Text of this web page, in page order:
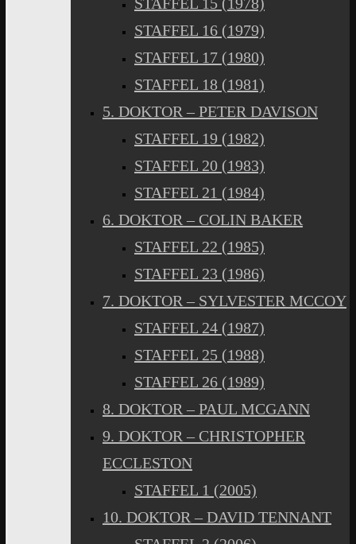
STAFFEL 16 (1979)
STAFFEL 17 (1980)
STAFFEL 18 (1981)
5. DOKTOR – PETER DAVISON
STAFFEL 19 (1982)
STAFFEL 20 (1983)
STAFFEL 21 (1984)
6. DOKTOR – COLIN BAKER
STAFFEL 22 (1985)
STAFFEL 23 (1986)
7. DOKTOR – SYLVESTER MCCOY
STAFFEL 24 (1987)
STAFFEL 25 (1988)
STAFFEL 26 (1989)
8. DOKTOR – PAUL MCGANN
9. DOKTOR – CHRISTOPHER
ECCLESTON
STAFFEL 1 (2005)
10. DOKTOR – DAVID TENNANT